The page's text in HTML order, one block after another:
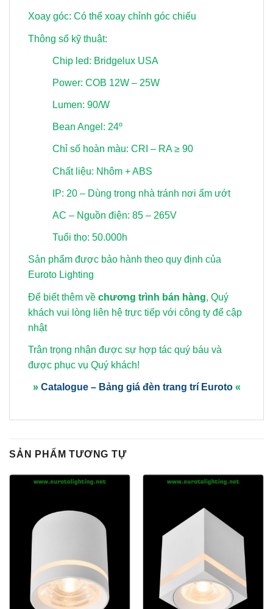
Xoay góc: Có thể xoay chỉnh góc chiếu
Thông số kỹ thuật:
Chip led: Bridgelux USA
Power: COB 12W – 25W
Lumen: 90/W
Bean Angel: 24º
Chỉ số hoàn màu: CRI – RA ≥ 90
Chất liệu: Nhôm + ABS
IP: 20 – Dùng trong nhà tránh nơi ẩm ướt
AC – Nguồn điện: 85 – 265V
Tuổi thọ: 50.000h
Sản phẩm được bảo hành theo quy định của
Euroto Lighting
Để biết thêm về chương trình bán hàng, Quý
khách vui lòng liên hệ trực tiếp với công ty để cập
nhật
Trân trọng nhận được sự hợp tác quý báu và
được phục vụ Quý khách!
» Catalogue – Bảng giá đèn trang trí Euroto «
SẢN PHẨM TƯƠNG TỰ